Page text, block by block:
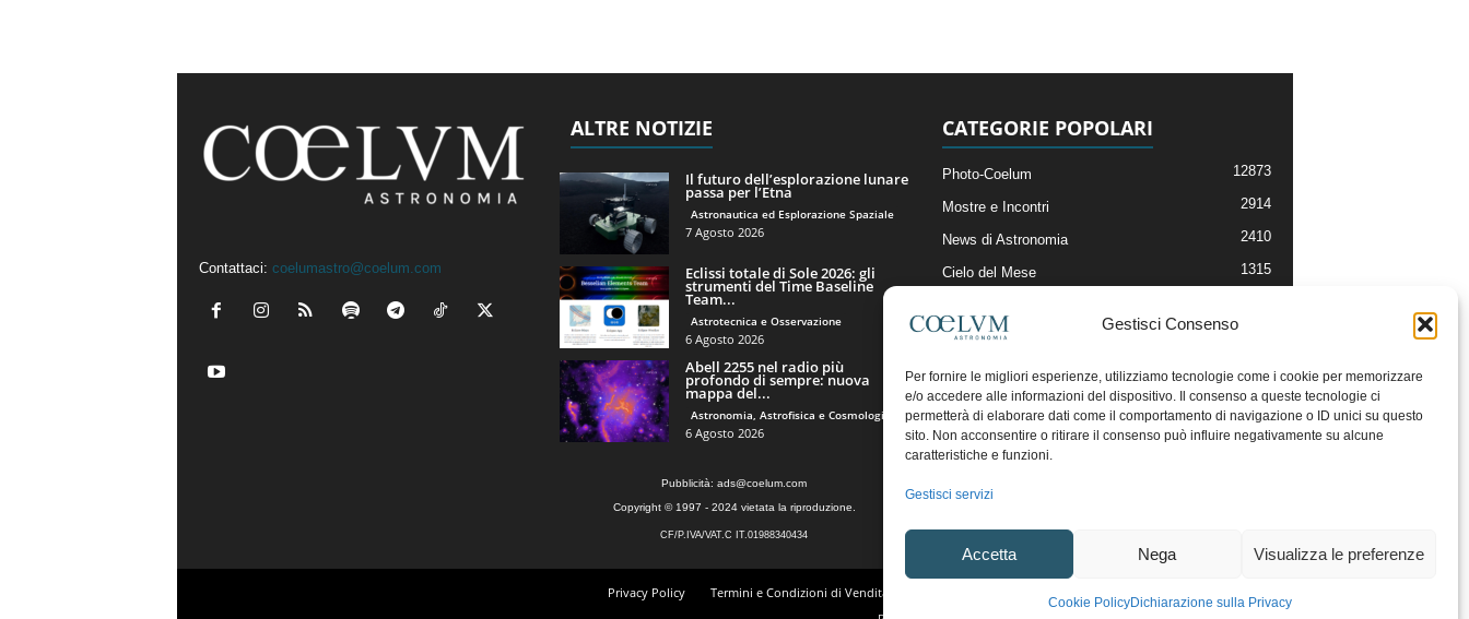
Gestisci Consenso
Per fornire le migliori esperienze, utilizziamo tecnologie come i cookie per memorizzare
e/o accedere alle informazioni del dispositivo. Il consenso a queste tecnologie ci
permetterà di elaborare dati come il comportamento di navigazione o ID unici su questo
sito. Non acconsentire o ritirare il consenso può influire negativamente su alcune
caratteristiche e funzioni.
Gestisci servizi
Accetta Nega Visualizza le preferenze
Cookie PolicyDichiarazione sulla Privacy
Contattaci: coelumastro@coelum.com
ALTRE NOTIZIE
Il futuro dell’esplorazione lunare
passa per l’Etna
Astronautica ed Esplorazione Spaziale
7 Agosto 2026
Eclissi totale di Sole 2026: gli
strumenti del Time Baseline
Team...
Astrotecnica e Osservazione
6 Agosto 2026
Abell 2255 nel radio più
profondo di sempre: nuova
mappa del...
Astronomia, Astrofisica e Cosmologia
6 Agosto 2026
CATEGORIE POPOLARI
Photo-Coelum 12873
Mostre e Incontri 2914
News di Astronomia 2410
Cielo del Mese 1315
Articoli e Risorse On-Line
Il Blog della Redazione
Pubblicità: ads@coelum.com
Copyright © 1997 - 2024 vietata la riproduzione.
CF/P.IVA/VAT.C IT.01988340434
Privacy Policy Termini e Condizioni di Vendita